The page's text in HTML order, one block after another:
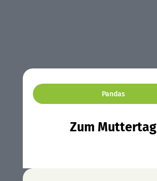
Pandas
Zum Muttertag